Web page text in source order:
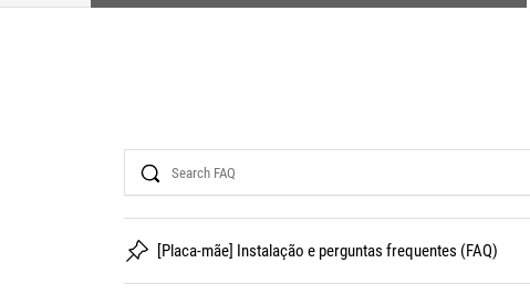
Search
[Placa-mãe] Instalação e perguntas frequentes (FAQ)